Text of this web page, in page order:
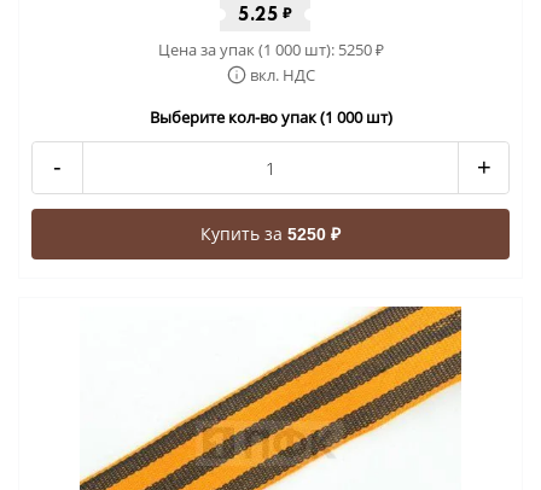
5.25 ₽
Цена за упак (1 000 шт): 5250₽
вкл. НДС
Выберите кол-во упак (1 000 шт)
- +
Купить за 5250 ₽